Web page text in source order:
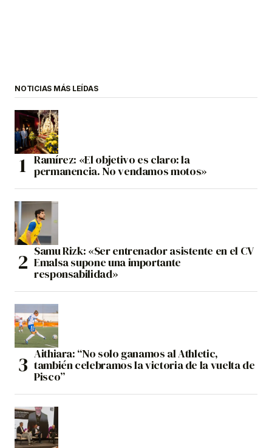
NOTICIAS MÁS LEÍDAS
Ramírez: «El objetivo es claro: la
permanencia. No vendamos motos»
Samu Rizk: «Ser entrenador asistente en el CV
Emalsa supone una importante
responsabilidad»
Aithiara: “No solo ganamos al Athletic,
también celebramos la victoria de la vuelta de
Pisco”